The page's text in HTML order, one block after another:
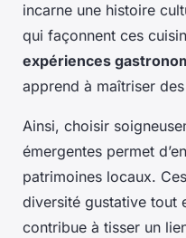
incarne une histoire
qui façonnent ces
expériences
apprend à maîtriser
Ainsi, choisir
émergentes permet
patrimoines locaux.
diversité gustative tout
contribue à tisser un